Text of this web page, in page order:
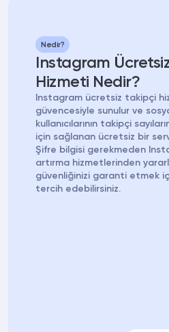
Nedir?
Instagram
Hizmeti Nedir?
Instagram ücretsiz takipçi
güvencesiyle sunulur ve
kullanıcılarının takipçi
için sağlanan ücretsiz bir
Şifre bilgisi gerekmeden
artırma hizmetlerinden
güvenliğinizi garanti etmek
tercih edebilirsiniz.